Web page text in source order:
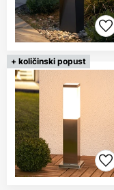
+ količinski popust